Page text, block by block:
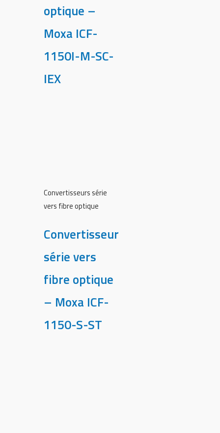
optique –
Moxa ICF-
1150I-M-SC-
IEX
Convertisseurs série
vers fibre optique
Convertisseur
série vers
fibre optique
– Moxa ICF-
1150-S-ST